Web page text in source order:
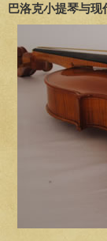
巴洛克小提琴与现